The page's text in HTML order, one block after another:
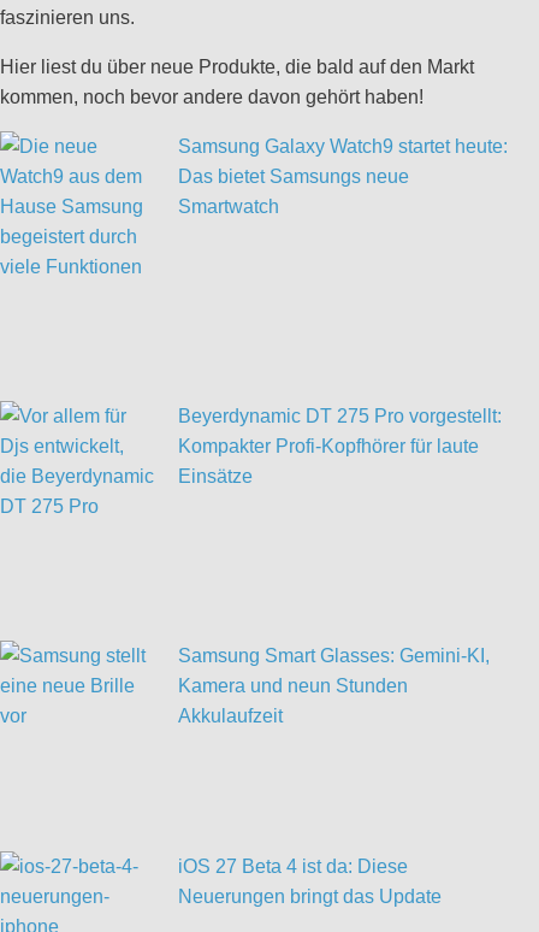
faszinieren uns.
Hier liest du über neue Produkte, die bald auf den Markt
kommen, noch bevor andere davon gehört haben!
Samsung Galaxy Watch9 startet heute:
Das bietet Samsungs neue
Smartwatch
Beyerdynamic DT 275 Pro vorgestellt:
Kompakter Profi-Kopfhörer für laute
Einsätze
Samsung Smart Glasses: Gemini-KI,
Kamera und neun Stunden
Akkulaufzeit
iOS 27 Beta 4 ist da: Diese
Neuerungen bringt das Update